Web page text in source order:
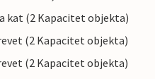
kat (2 Kapacitet objekta)
(2 Kapacitet objekta)
(2 Kapacitet objekta)